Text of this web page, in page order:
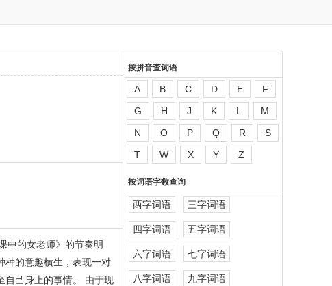
中的女老师》的节奏明
种的意趣横生，表现一对
自己身上的事情。 由于现
按拼音查词语
A B C D E
F
G
H J K L
M
N
O P Q R
S
T
W X Y Z
按词语字数查询
两字词语 三字词语
四字词语 五字词语
六字词语 七字词语
八字词语 九字词语